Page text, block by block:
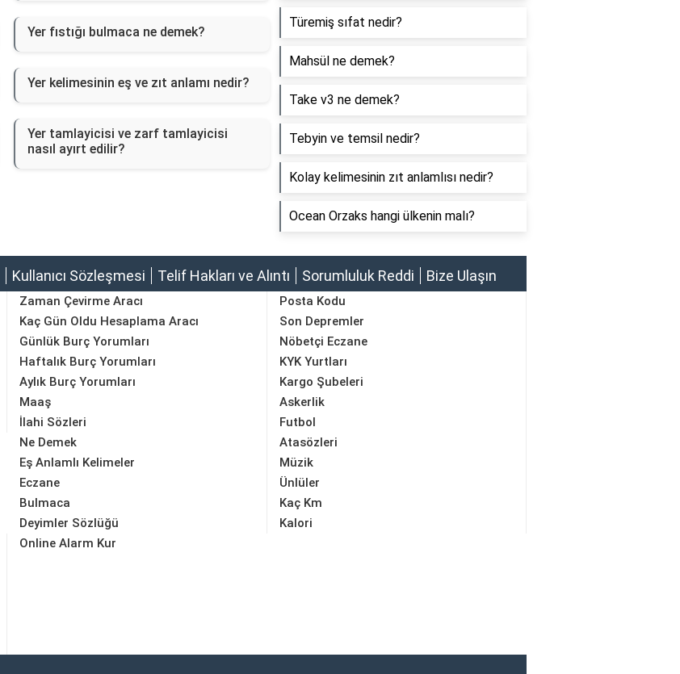
Yer fıstığı bulmaca ne demek?
Yer kelimesinin eş ve zıt anlamı nedir?
Yer tamlayicisi ve zarf tamlayicisi
nasıl ayırt edilir?
Türemiş sıfat nedir?
Mahsül ne demek?
Take v3 ne demek?
Tebyin ve temsil nedir?
Kolay kelimesinin zıt anlamlısı nedir?
Ocean Orzaks hangi ülkenin malı?
Kullanıcı Sözleşmesi Telif Hakları ve Alıntı Sorumluluk Reddi Bize Ulaşın
Zaman Çevirme Aracı
Kaç Gün Oldu Hesaplama Aracı
Günlük Burç Yorumları
Haftalık Burç Yorumları
Aylık Burç Yorumları
Maaş
Posta Kodu
Son Depremler
Nöbetçi Eczane
KYK Yurtları
Kargo Şubeleri
Askerlik
İlahi Sözleri
Ne Demek
Eş Anlamlı Kelimeler
Eczane
Bulmaca
Deyimler Sözlüğü
Futbol
Atasözleri
Müzik
Ünlüler
Kaç Km
Kalori
Online Alarm Kur